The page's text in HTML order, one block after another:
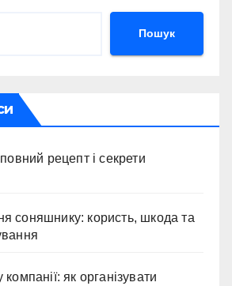
Пошук
рецепт і секрети
соняшнику: користь, шкода та
як організувати